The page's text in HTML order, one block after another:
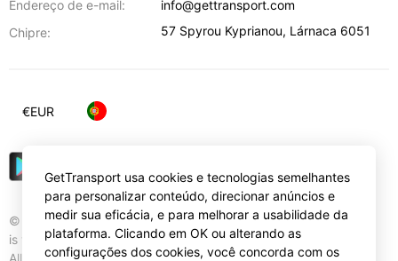
Endereço de e-mail:
info@gettransport.com
Chipre:
57 Spyrou Kyprianou, Lárnaca 6051
© Gettransport International Limited. GetTransport®
is trademark of Gettransport International Limited.
€EUR
GetTransport usa cookies e tecnologias semelhantes
para personalizar conteúdo, direcionar anúncios e
medir sua eficácia, e para melhorar a usabilidade da
plataforma. Clicando em OK ou alterando as
configurações dos cookies, você concorda com os